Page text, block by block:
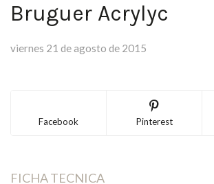
Bruguer Acrylyc
viernes 21 de agosto de 2015
Facebook Pinterest
FICHA TECNICA